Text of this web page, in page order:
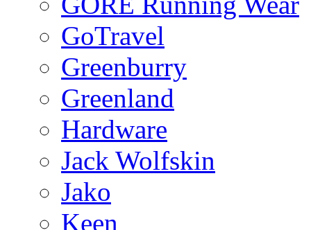
GoTravel
Greenburry
Greenland
Hardware
Jack Wolfskin
Jako
Keen